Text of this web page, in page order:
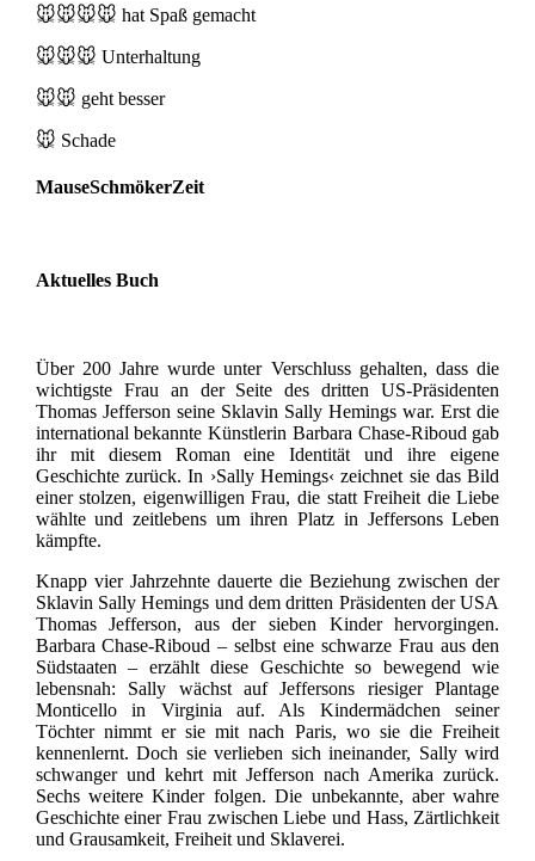
🐭🐭🐭🐭 hat Spaß gemacht
🐭🐭🐭 Unterhaltung
🐭🐭 geht besser
🐭 Schade
MauseSchmökerZeit
Aktuelles Buch
Über 200 Jahre wurde unter Verschluss gehalten, dass die
wichtigste Frau an der Seite des dritten US-Präsidenten
Thomas Jefferson seine Sklavin Sally Hemings war. Erst die
international bekannte Künstlerin Barbara Chase-Riboud gab
ihr mit diesem Roman eine Identität und ihre eigene
Geschichte zurück. In ›Sally Hemings‹ zeichnet sie das Bild
einer stolzen, eigenwilligen Frau, die statt Freiheit die Liebe
wählte und zeitlebens um ihren Platz in Jeffersons Leben
kämpfte.
Knapp vier Jahrzehnte dauerte die Beziehung zwischen der
Sklavin Sally Hemings und dem dritten Präsidenten der USA
Thomas Jefferson, aus der sieben Kinder hervorgingen.
Barbara Chase-Riboud – selbst eine schwarze Frau aus den
Südstaaten – erzählt diese Geschichte so bewegend wie
lebensnah: Sally wächst auf Jeffersons riesiger Plantage
Monticello in Virginia auf. Als Kindermädchen seiner
Töchter nimmt er sie mit nach Paris, wo sie die Freiheit
kennenlernt. Doch sie verlieben sich ineinander, Sally wird
schwanger und kehrt mit Jefferson nach Amerika zurück.
Sechs weitere Kinder folgen. Die unbekannte, aber wahre
Geschichte einer Frau zwischen Liebe und Hass, Zärtlichkeit
und Grausamkeit, Freiheit und Sklaverei.